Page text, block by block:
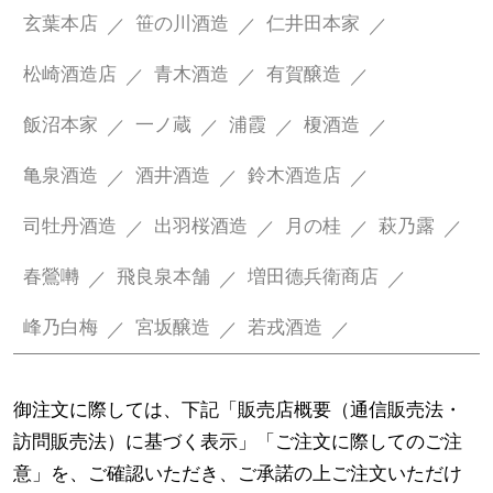
玄葉本店 笹の川酒造 仁井田本家
松崎酒造店 青木酒造 有賀醸造
飯沼本家 一ノ蔵 浦霞 榎酒造
亀泉酒造 酒井酒造 鈴木酒造店
司牡丹酒造 出羽桜酒造 月の桂 萩乃露
春鶯囀 飛良泉本舗 増田德兵衛商店
峰乃白梅 宮坂醸造 若戎酒造
御注文に際しては、下記「販売店概要（通信販売法・
訪問販売法）に基づく表示」「ご注文に際してのご注
意」を、ご確認いただき、ご承諾の上ご注文いただけ